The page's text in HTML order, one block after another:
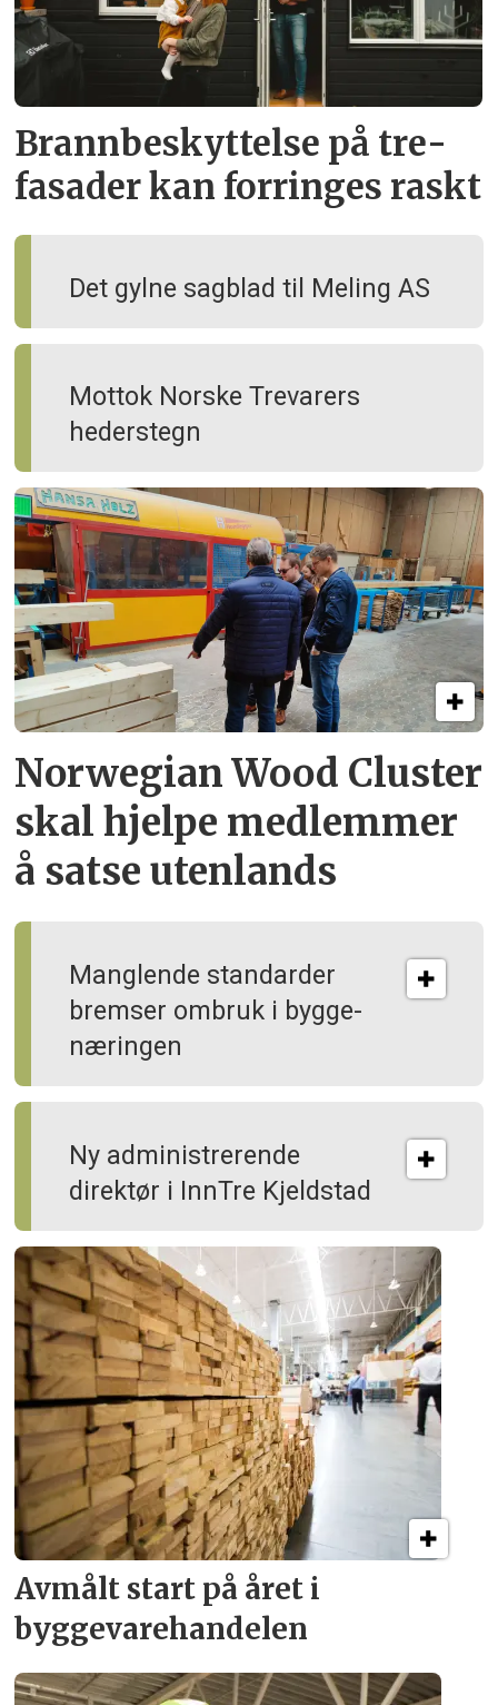
Brann­beskyttelse på tre­
fasader kan forringes raskt
Det gylne sagblad til Meling AS
Mottok Norske Trevarers
hederstegn
Norwegian Wood Cluster
skal hjelpe medlemmer
å satse utenlands
Manglende standarder
bremser ombruk i bygge­
næringen
Ny administrerende
direktør i InnTre Kjeldstad
Avmålt start på året i
byggevare­handelen